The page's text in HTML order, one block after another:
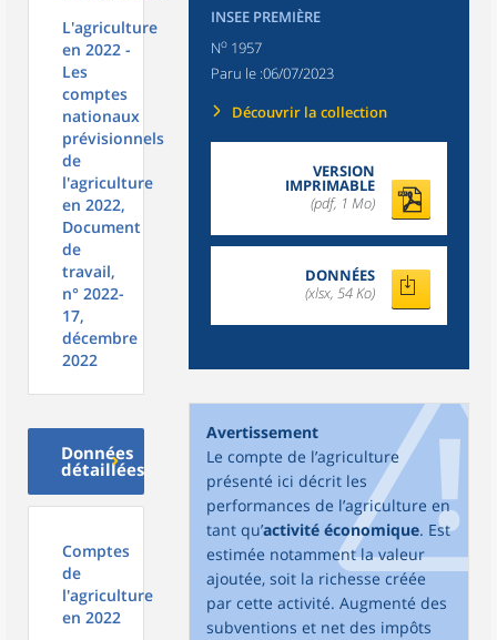
L'agriculture
en 2022 -
Les
comptes
nationaux
prévisionnels
de
l'agriculture
en 2022,
Document
de
travail,
n° 2022-
17,
décembre
2022
Données
détaillées
Comptes
de
l'agriculture
en 2022
INSEE PREMIÈRE
No1957
Paru le :06/07/2023
Découvrir la collection
VERSION
IMPRIMABLE
(pdf, 1 Mo)
DONNÉES
(xlsx, 54 Ko)
Avertissement
Le compte de l’agriculture
présenté ici décrit les
performances de l’agriculture en
tant qu’activité économique. Est
estimée notamment la valeur
ajoutée, soit la richesse créée
par cette activité. Augmenté des
subventions et net des impôts